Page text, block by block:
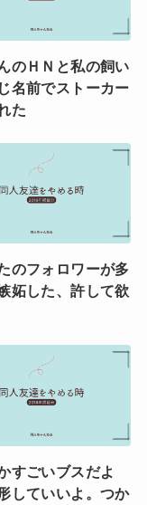
のＨＮと私の飼い
名前でストーカー
た
のフォロワーが多
妬した、許して欲
すごいブスだよ
していいよ。つか